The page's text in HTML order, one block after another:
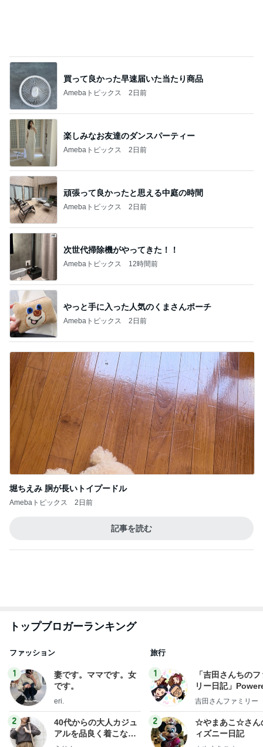
楽しみなお友達のダンスパーティー
Amebaトピックス 2日前
頑張って良かったと思える中庭の時間
Amebaトピックス 2日前
次世代掃除機がやってきた！！
Amebaトピックス 12時間前
やっと手に入った人気のくまさんポーチ
Amebaトピックス 2日前
堀ちえみ 胴が長いトイプードル
Amebaトピックス 2日前
記事を読む
ファッションブログ
3
銀の滴降る降るまわり
illallan
3
甘露
もっと見る